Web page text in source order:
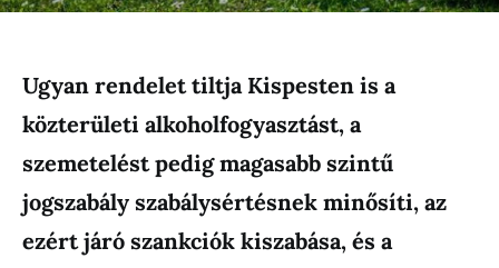
Ugyan rendelet tiltja Kispesten is a
közterületi alkoholfogyasztást, a
szemetelést pedig magasabb szintű
jogszabály szabálysértésnek minősíti, az
ezért járó szankciók kiszabása, és a